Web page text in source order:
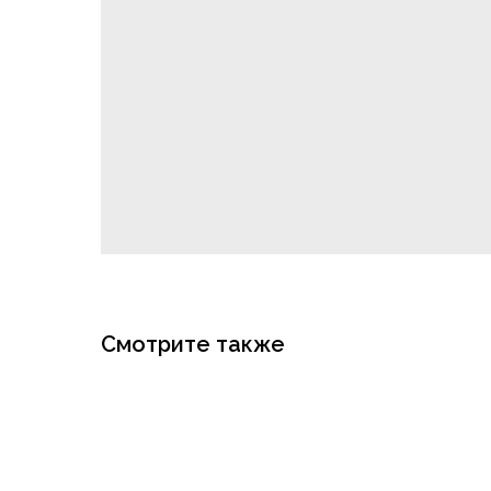
Смотрите также